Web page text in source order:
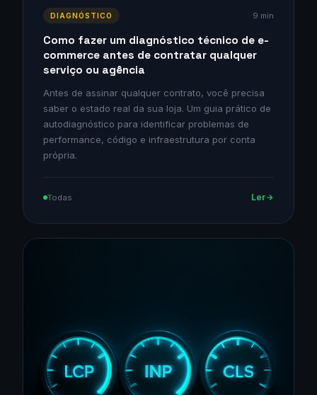
DIAGNÓSTICO 9 min
Como fazer um diagnóstico técnico de e-
commerce antes de contratar qualquer
serviço ou agência
Antes de assinar qualquer contrato, você precisa
saber o estado real da sua loja. Um guia prático de
autodiagnóstico para identificar problemas de
performance, código e infraestrutura por conta
própria.
Todas Ler